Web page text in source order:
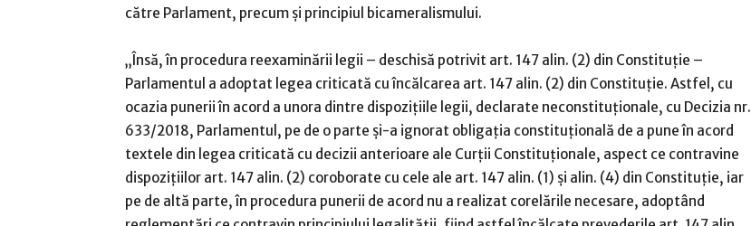
către Parlament, precum şi principiul bicameralismului.
„Însă, în procedura reexaminării legii – deschisă potrivit art. 147 alin. (2) din Constituţie –
Parlamentul a adoptat legea criticată cu încălcarea art. 147 alin. (2) din Constituţie. Astfel, cu
ocazia punerii în acord a unora dintre dispoziţiile legii, declarate neconstituţionale, cu Decizia nr.
633/2018, Parlamentul, pe de o parte şi-a ignorat obligaţia constituţională de a pune în acord
textele din legea criticată cu decizii anterioare ale Curţii Constituţionale, aspect ce contravine
dispoziţiilor art. 147 alin. (2) coroborate cu cele ale art. 147 alin. (1) şi alin. (4) din Constituţie, iar
pe de altă parte, în procedura punerii de acord nu a realizat corelările necesare, adoptând